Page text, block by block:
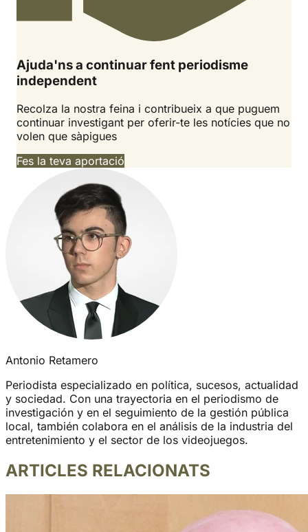
Ajuda'ns a continuar fent periodisme
independent
Recolza la nostra feina i contribueix a que puguem
continuar investigant per oferir-te les notícies que no
volen que sàpigues
Fes la teva aportació
Antonio Retamero
Periodista especializado en política, sucesos, actualidad
y sociedad. Con una trayectoria en el periodismo de
investigación y en el seguimiento de la gestión pública
local, también colabora en el análisis de la industria del
entretenimiento y el sector de los videojuegos.
ARTICLES RELACIONATS